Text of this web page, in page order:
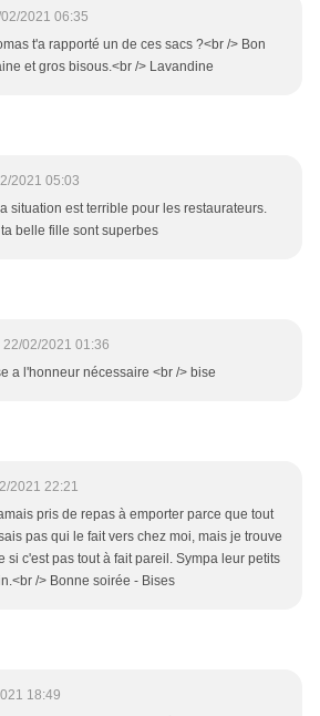
2021 06:35
t'a rapporté un de ces sacs ?<br /> Bon
et gros bisous.<br /> Lavandine
2021 05:03
situation est terrible pour les restaurateurs.
belle fille sont superbes
22/02/2021 01:36
a l'honneur nécessaire <br /> bise
2021 22:21
pris de repas à emporter parce que tout
pas qui le fait vers chez moi, mais je trouve
si c'est pas tout à fait pareil. Sympa leur petits
/> Bonne soirée - Bises
18:49